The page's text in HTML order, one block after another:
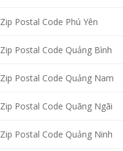
Zip Postal Code Phú Yên
Zip Postal Code Quảng Bình
Zip Postal Code Quảng Nam
Zip Postal Code Quãng Ngãi
Zip Postal Code Quảng Ninh